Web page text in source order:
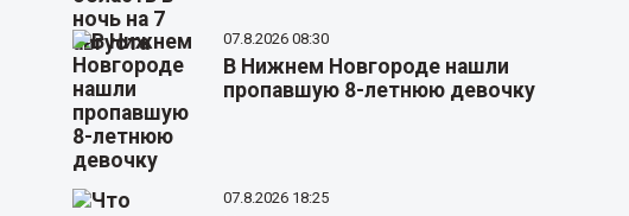
07.8.2026 08:30
В Нижнем Новгороде нашли
пропавшую 8-летнюю девочку
07.8.2026 18:25